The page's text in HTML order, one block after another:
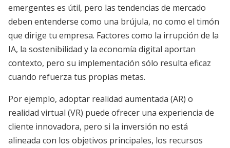
emergentes es útil, pero las tendencias de mercado
deben entenderse como una brújula, no como el timón
que dirige tu empresa. Factores como la irrupción de la
IA, la sostenibilidad y la economía digital aportan
contexto, pero su implementación sólo resulta eficaz
cuando refuerza tus propias metas.
Por ejemplo, adoptar realidad aumentada (AR) o
realidad virtual (VR) puede ofrecer una experiencia de
cliente innovadora, pero si la inversión no está
alineada con los objetivos principales, los recursos